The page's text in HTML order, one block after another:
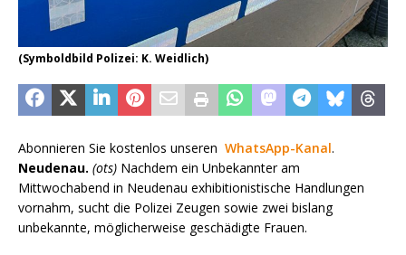
(Symboldbild Polizei: K. Weidlich)
Abonnieren Sie kostenlos unseren WhatsApp-Kanal.
Neudenau. (ots) Nachdem ein Unbekannter am
Mittwochabend in Neudenau exhibitionistische Handlungen
vornahm, sucht die Polizei Zeugen sowie zwei bislang
unbekannte, möglicherweise geschädigte Frauen.